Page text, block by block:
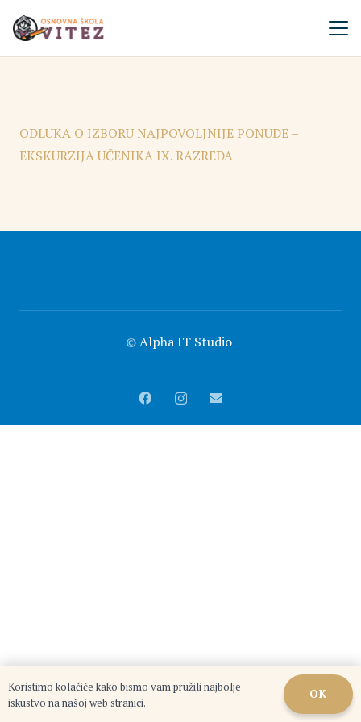
ODLUKA O IZBORU NAJPOVOLJNIJE PONUDE –
EKSKURZIJA UČENIKA IX. RAZREDA
©Alpha IT Studio
Koristimo kolačiće kako bismo vam pružili najbolje
iskustvo na našoj web stranici.
OK